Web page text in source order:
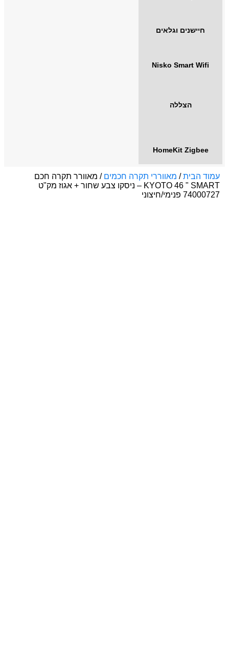
חיישנים וגלאים
Nisko Smart Wifi
הצללה
HomeKit Zigbee
עמוד הבית/ מאווררי תקרה חכמים / מאוורר תקרה חכם
KYOTO 46 " SMART – ניסקו צבע שחור + אגוז מק"ט
74000727 פנימי/חיצוני